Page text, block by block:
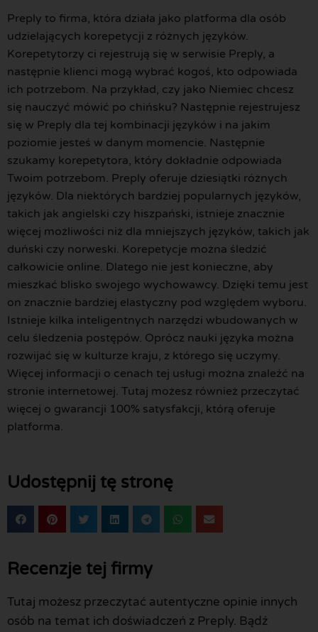
Preply to firma, która działa jako platforma dla osób
udzielających korepetycji z różnych języków.
Korepetytorzy ci rejestrują się w serwisie Preply, a
następnie klienci mogą wybrać kogoś, kto odpowiada
ich potrzebom. Na przykład, czy jako Niemiec chcesz
się nauczyć mówić po chińsku? Następnie rejestrujesz
się w Preply dla tej kombinacji języków i na jakim
poziomie jesteś w danym momencie. Następnie
szukamy korepetytora, który dokładnie odpowiada
Twoim potrzebom. Preply oferuje dziesiątki różnych
języków. Dla niektórych bardziej popularnych języków,
takich jak angielski czy hiszpański, istnieje znacznie
więcej możliwości niż dla mniejszych języków, takich jak
duński czy norweski. Korepetycje można śledzić
całkowicie online. Dlatego nie jest konieczne, aby
mieszkać blisko swojego wychowawcy. Dzięki temu jest
on znacznie bardziej elastyczny pod względem wyboru.
Istnieje kilka inteligentnych narzędzi wbudowanych w
celu śledzenia postępów. Oprócz nauki języka można
rozwijać się w kulturze kraju, z którego się uczymy.
Więcej informacji o cenach tej usługi można znaleźć na
stronie internetowej. Tutaj możesz również przeczytać
więcej o gwarancji 100% satysfakcji, którą oferuje
platforma.
Udostępnij tę stronę
Recenzje tej firmy
Tutaj możesz przeczytać autentyczne opinie innych
osób na temat ich doświadczeń z Preply. Bądź